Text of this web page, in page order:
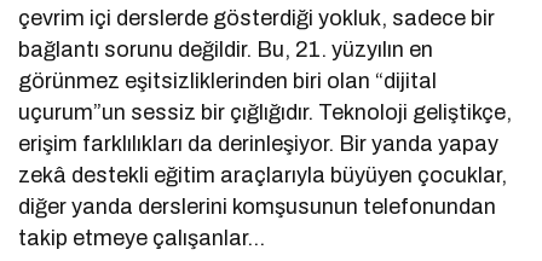
çevrim içi derslerde gösterdiği yokluk, sadece bir
bağlantı sorunu değildir. Bu, 21. yüzyılın en
görünmez eşitsizliklerinden biri olan “dijital
uçurum”un sessiz bir çığlığıdır. Teknoloji geliştikçe,
erişim farklılıkları da derinleşiyor. Bir yanda yapay
zekâ destekli eğitim araçlarıyla büyüyen çocuklar,
diğer yanda derslerini komşusunun telefonundan
takip etmeye çalışanlar…